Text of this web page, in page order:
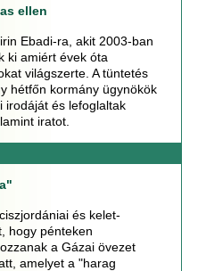
ellen
Ebadi-ra, akit 2003-ban
ki amiért évek óta
világszerte. A tüntetés
hétfőn kormány ügynökök
irodáját és lefoglaltak
iratot.
és kelet-
hogy pénteken
a Gázai övezet
amelyet a "harag